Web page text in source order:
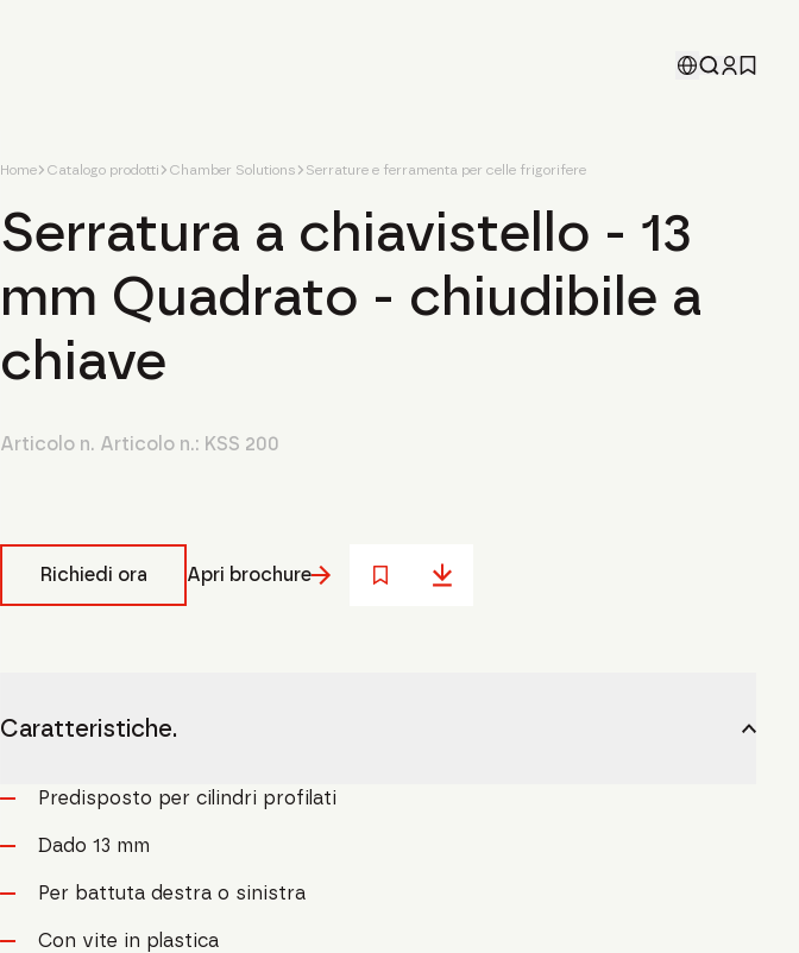
Home Catalogo prodotti Chamber Solutions Serrature e ferramenta per celle frigorifere
Serratura a chiavistello - 13
mm Quadrato - chiudibile a
chiave
Articolo n. Articolo n.: KSS 200
Richiedi ora Apri brochure
Caratteristiche.
Predisposto per cilindri profilati
Dado 13 mm
Per battuta destra o sinistra
Con vite in plastica